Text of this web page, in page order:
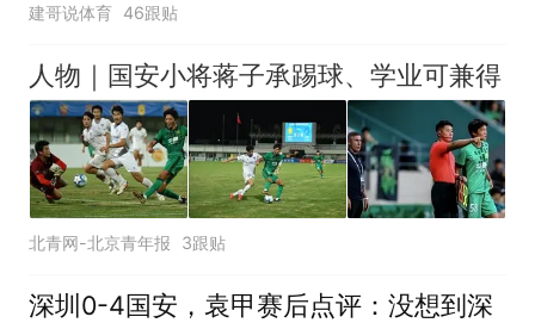
建哥说体育 46跟贴
人物｜国安小将蒋子承踢球、学业可兼得
北青网-北京青年报 3跟贴
深圳0-4国安，袁甲赛后点评：没想到深